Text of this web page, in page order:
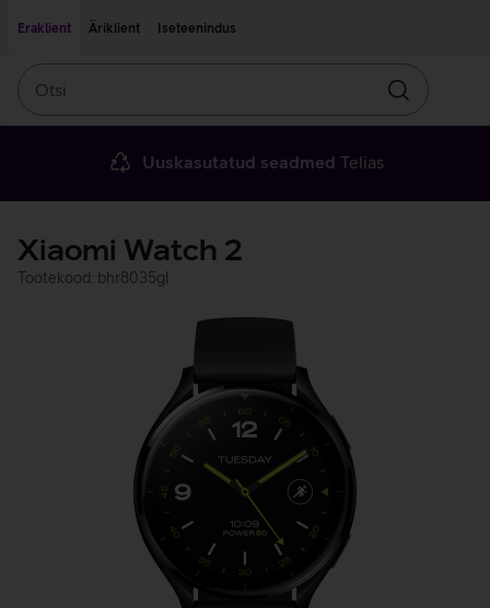
Eraklient
Äriklient Iseteenindus
Otsin
Uuskasutatud seadmed Telias
Xiaomi Watch 2
Tootekood: bhr8035gl